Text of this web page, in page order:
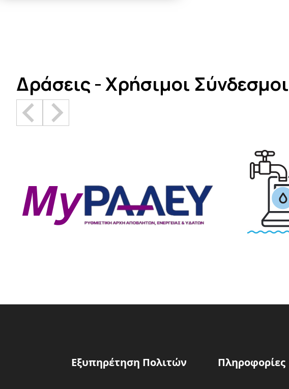
Δράσεις - Χρήσιμοι Σύνδεσμοι
Εξυπηρέτηση Πολιτών Πληροφορίες